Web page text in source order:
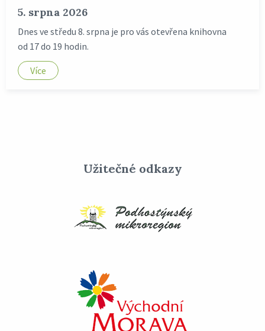
5. srpna 2026
Dnes ve středu 8. srpna je pro vás otevřena knihovna
od 17 do 19 hodin.
Více
Užitečné odkazy